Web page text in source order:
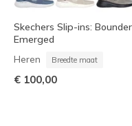
Skechers Slip-ins:
Emerged
Heren Breedte maat
€ 100,00